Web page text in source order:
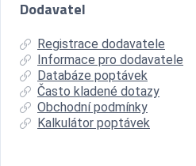
Dodavatel
Registrace dodavatele
Informace pro dodavatele
Databáze poptávek
Často kladené dotazy
Obchodní podmínky
Kalkulátor poptávek